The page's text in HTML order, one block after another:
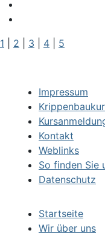
1 2 3 4 5
Impressum
Kontakt
Weblinks
So finden Sie
Datenschutz
Startseite
Wir über uns